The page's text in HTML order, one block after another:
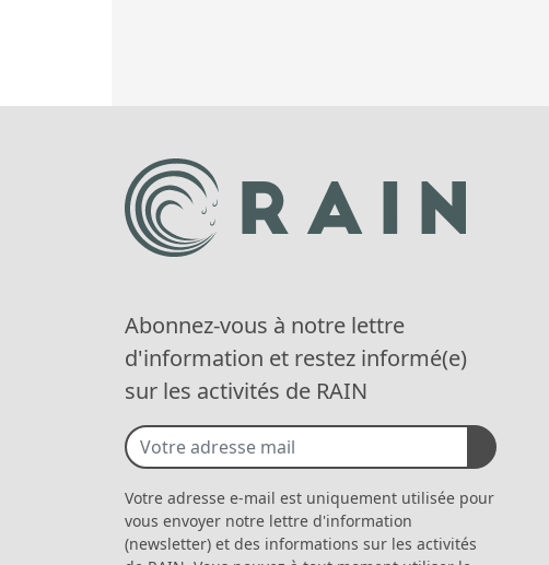
Abonnez-vous à notre lettre
d'information et restez informé(e)
sur les activités de RAIN
Votre adresse e-mail est uniquement utilisée pour
vous envoyer notre lettre d'information
(newsletter) et des informations sur les activités